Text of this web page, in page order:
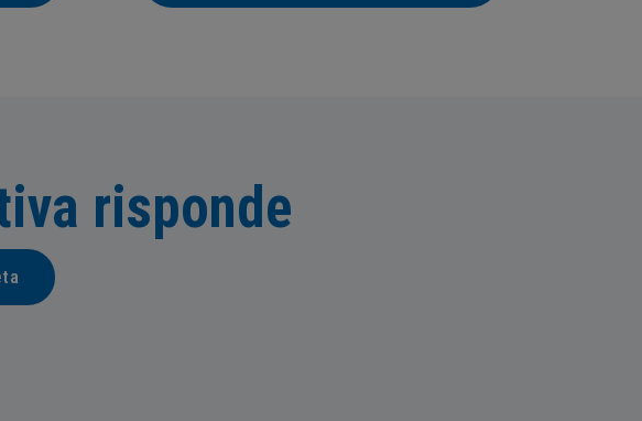
risponde